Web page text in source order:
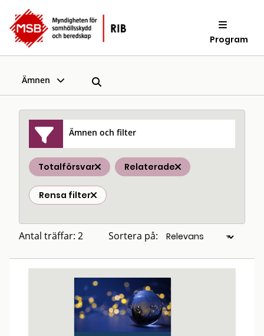
Program
Ämnen
Ämnen och filter
Totalförsvar Relaterade
Rensa filter
Antal träffar: 2 Sortera på: